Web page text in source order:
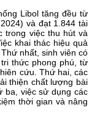
Libol tăng đều từ
và đạt 1.844 tài
trong việc thu hút và
khai thác hiệu quả
nhất, sinh viên có
thức phong phú, từ
cứu. Thứ hai, các
thiện chất lượng bài
ba, việc sử dụng các
thời gian và nâng